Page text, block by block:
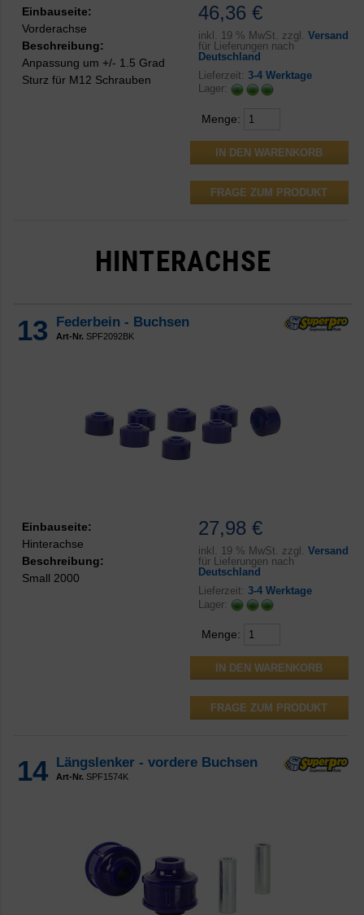
46,36 €
inkl. 19 % MwSt. zzgl. Versand
für Lieferungen nach
Deutschland
Lieferzeit: 3-4 Werktage
Lager:
Menge:
FRAGE ZUM PRODUKT
Einbauseite:
Vorderachse
Beschreibung:
Anpassung um +/- 1.5 Grad
Sturz für M12 Schrauben
HINTERACHSE
13 Federbein - Buchsen
Art-Nr. SPF2092BK
27,98 €
inkl. 19 % MwSt. zzgl. Versand
für Lieferungen nach
Deutschland
Lieferzeit: 3-4 Werktage
Lager:
Menge:
FRAGE ZUM PRODUKT
Einbauseite:
Hinterachse
Beschreibung:
Small 2000
14 Längslenker - vordere Buchsen
Art-Nr. SPF1574K